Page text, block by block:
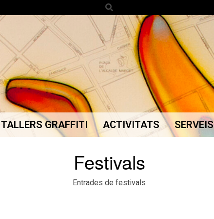
Search
Secondary
Menu
TALLERS GRAFFITI ACTIVITATS SERVEIS
Festivals
Entrades de festivals